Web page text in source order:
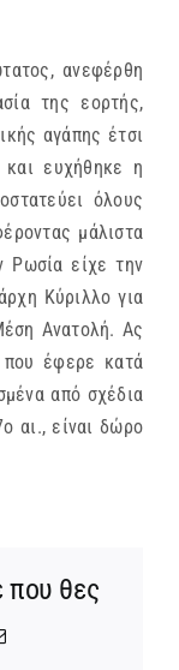
ανεφέρθη
της εορτής,
αγάπης έτσι
ευχήθηκε η
όλους
μάλιστα
Ρωσία είχε την
Κύριλλο για
Ανατολή. Ας
που έφερε κατά
από σχέδια
αι., είναι δώρο
που θες
Email